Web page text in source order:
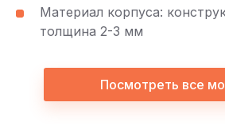
Материал корпуса:
толщина 2-3 мм
Посмотреть все